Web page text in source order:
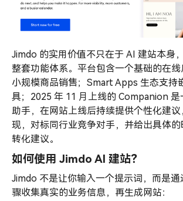
Jimdo 的实用价值不只在于 AI 建站本身
整套功能体系。平台包含一个基础的在
小规模商品销售；Smart Apps 生态支持
具；2025 年 11 月上线的 Companion 是
助手，在网站上线后持续提供个性化建
现，对标同行业竞争对手，并给出具体
转化建议。
如何使用 Jimdo AI 建站？
Jimdo 不是让你输入一个提示词，而是通
骤收集真实的业务信息，再生成网站：